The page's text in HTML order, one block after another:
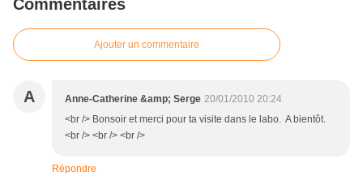
Commentaires
Ajouter un commentaire
A Anne-Catherine &amp; Serge 20/01/2010 20:24
<br /> Bonsoir et merci pour ta visite dans le labo. A bientôt.
<br /> <br /> <br />
Répondre